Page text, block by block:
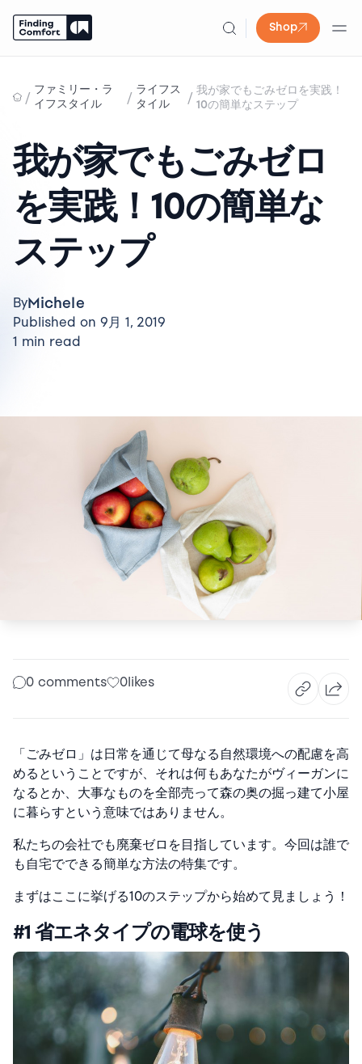
Shop
content
/ ファミリー・ラ
イフスタイル
/ ライフス
タイル
/ 我が家でもごみゼロを実践！
10の簡単なステップ
我が家でもごみゼロ
を実践！10の簡単な
ステップ
ByMichele
Published on 9月 1, 2019
1 min read
0 comments 0likes
「ごみゼロ」は日常を通じて母なる自然環境への配慮を高
めるということですが、それは何もあなたがヴィーガンに
なるとか、大事なものを全部売って森の奥の掘っ建て小屋
に暮らすという意味ではありません。
私たちの会社でも廃棄ゼロを目指しています。今回は誰で
も自宅でできる簡単な方法の特集です。
まずはここに挙げる10のステップから始めて見ましょう！
#1 省エネタイプの電球を使う